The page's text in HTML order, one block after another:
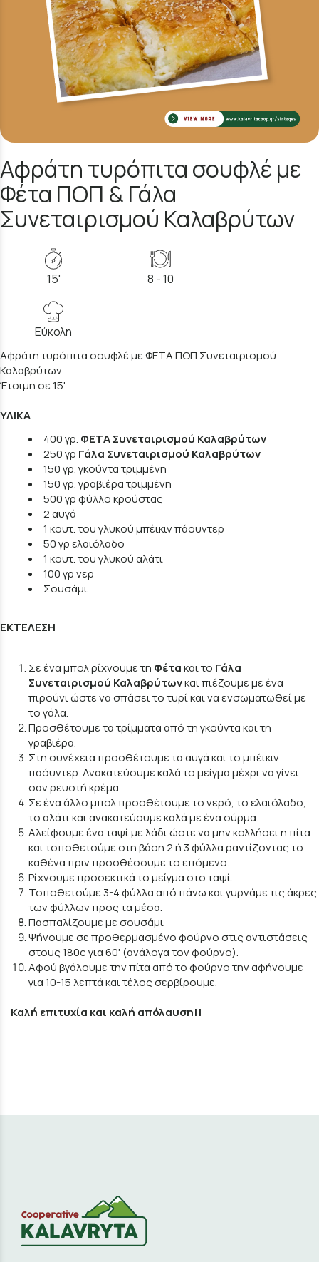
Αφράτη τυρόπιτα σουφλέ με
Φέτα ΠΟΠ & Γάλα
Συνεταιρισμού Καλαβρύτων
15' 8 - 10
Εύκολη
Αφράτη τυρόπιτα σουφλέ με ΦΕΤΑ ΠΟΠ Συνεταιρισμού
Καλαβρύτων.
Έτοιμη σε 15'
ΥΛΙΚΑ
400 γρ. ΦΕΤΑ Συνεταιρισμού Καλαβρύτων
250 γρ Γάλα Συνεταιρισμού Καλαβρύτων
150 γρ.γκούντα τριμμένη
150 γρ.γραβιέρα τριμμένη
500 γρ φύλλο κρούστας
2 αυγά
1 κουτ. του γλυκού μπέικιν πάουντερ
50 γρ ελαιόλαδο
1 κουτ. του γλυκού αλάτι
100 γρ νερ
Σουσάμι
ΕΚΤΕΛΕΣΗ
Σε ένα μπολ ρίχνουμε τη Φέτακαι το Γάλα
Συνεταιρισμού Καλαβρύτωνκαι πιέζουμε με ένα
πιρούνι ώστε να σπάσει το τυρί και να ενσωματωθεί με
το γάλα.
Προσθέτουμε τα τρίμματα από τη γκούντα και τη
γραβιέρα.
Στη συνέχεια προσθέτουμε τα αυγά και το μπέικιν
παόυντερ. Ανακατεύουμε καλά το μείγμα μέχρι να γίνει
σαν ρευστή κρέμα.
Σε ένα άλλο μπολ προσθέτουμε το νερό, το ελαιόλαδο,
το αλάτι και ανακατεύουμε καλά με ένα σύρμα.
Αλείφουμε ένα ταψί με λάδι ώστε να μην κολλήσει η πίτα
και τοποθετούμε στη βάση 2 ή 3 φύλλα ραντίζοντας το
καθένα πριν προσθέσουμε το επόμενο.
Ρίχνουμε προσεκτικά το μείγμα στο ταψί.
Τοποθετούμε 3-4 φύλλα από πάνω και γυρνάμε τις άκρες
των φύλλων προς τα μέσα.
Πασπαλίζουμε με σουσάμι
Ψήνουμε σε προθερμασμένο φούρνο στις αντιστάσεις
στους 180c για 60' (ανάλογα τον φούρνο).
Αφού βγάλουμε την πίτα από το φούρνο την αφήνουμε
για 10-15 λεπτά και τέλος σερβίρουμε.
Καλή επιτυχία και καλή απόλαυση!!